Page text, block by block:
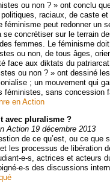
ou non ? » ont conclu
raciaux, de caste
peut redonner un
se concrétiser sur le terrain
femmes. Le féminisme
ou non, de tous âges,
face aux diktats du
ou non ? » ont dessiné
; un mouvement qui
féministes, sans concession
en Action
avec pluralisme ?
Action 19 décembre 2013
de ce qu’est, ou ce
les processus de libération
e-s, actrices et acteurs
e-s des discussions